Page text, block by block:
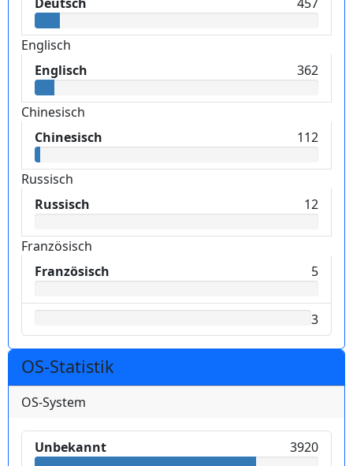
Englisch
Englisch
362
Chinesisch
Chinesisch
112
Russisch
Russisch
12
Französisch
Französisch
5
3
OS-Statistik
OS-System
Unbekannt 3920